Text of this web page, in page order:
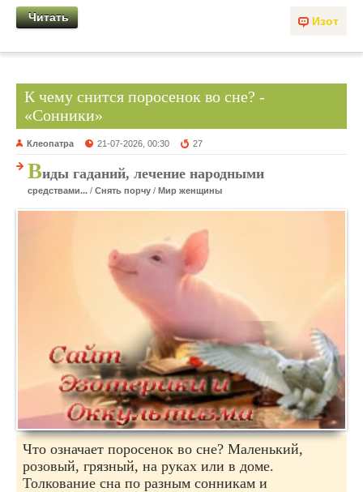
Изот
Читать
К чему снится поросенок во сне? -
«Сонники»
Клеопатра 21-07-2026, 00:30 27
Виды гаданий, лечение народными
средствами... / Снять порчу / Мир женщины
Что означает поросенок во сне? Маленький,
розовый, грязный, на руках или в доме.
Толкование сна по разным сонникам и